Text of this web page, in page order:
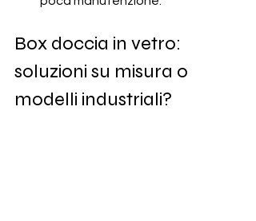
Box doccia in vetro:
soluzioni su misura o
modelli industriali?